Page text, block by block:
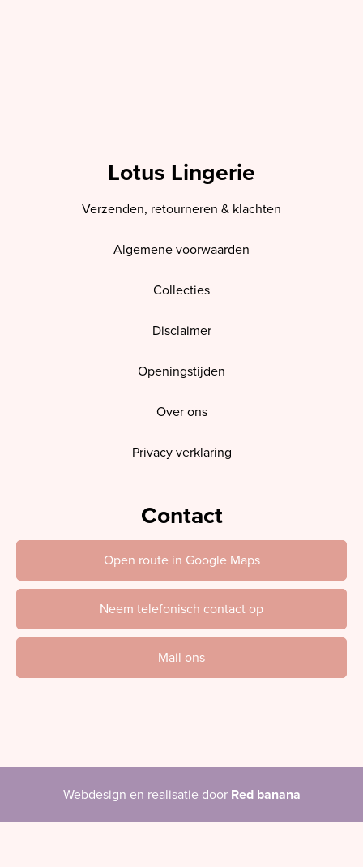
Lotus Lingerie
Verzenden, retourneren & klachten
Algemene voorwaarden
Collecties
Disclaimer
Openingstijden
Over ons
Privacy verklaring
Contact
Open route in Google Maps
Neem telefonisch contact op
Mail ons
Webdesign en realisatie door Red banana